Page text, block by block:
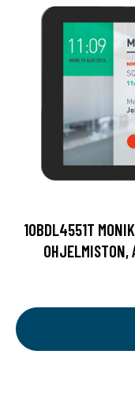
10BDL4551T
OHJELMISTON,